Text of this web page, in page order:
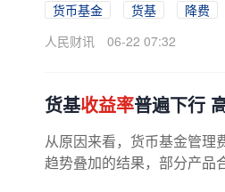
货币基金 货基
降费
人民财讯
06-22 07:32
货基收益率普遍下行
从原因来看，货币基金管理
趋势叠加的结果，部分产品